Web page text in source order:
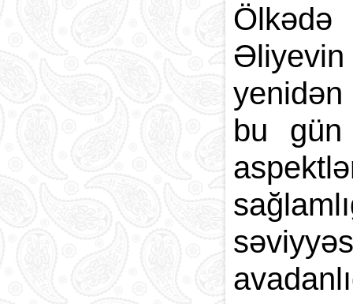
Ölkədə
Əliyevin
bu gün